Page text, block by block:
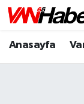
Anasayfa
Nöbetçi